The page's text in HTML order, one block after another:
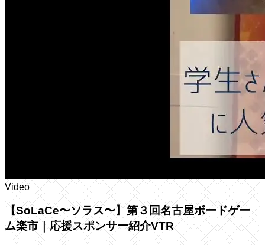
Video
【SoLaCe〜ソラス〜】第３回名古屋ボードゲー
ム楽市｜応援スポンサー紹介VTR